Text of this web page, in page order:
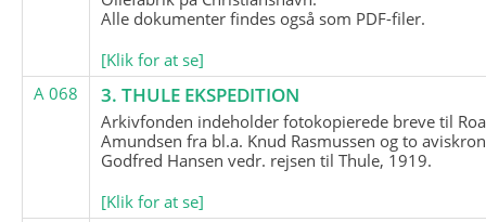
Alle dokumenter findes også som PDF-filer.
[Klik for at se]
A 068
3. THULE EKSPEDITION
Arkivfonden indeholder fotokopierede breve til
Amundsen fra bl.a. Knud Rasmussen og to
Godfred Hansen vedr. rejsen til Thule, 1919.
[Klik for at se]